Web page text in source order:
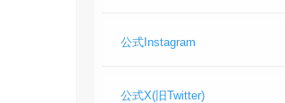
公式Instagram
公式X(旧Twitter)